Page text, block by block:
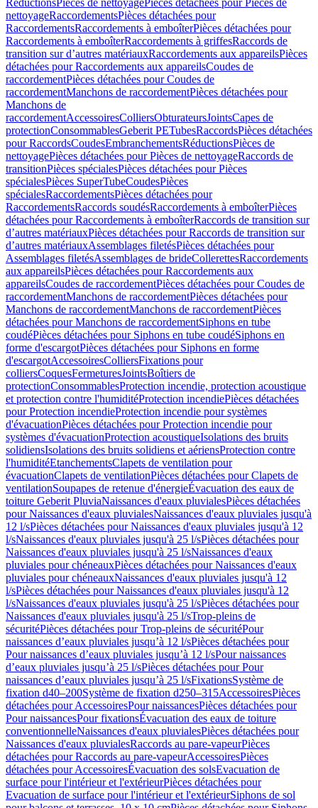
RéductionsPièces de nettoyagePièces détachées pour Pièces de
nettoyageRaccordementsPièces détachées pour
RaccordementsRaccordements à emboîterPièces détachées pour
Raccordements à emboîterRaccordements à griffesRaccords de
transition sur d’autres matériauxRaccordements aux appareilsPièces
détachées pour Raccordements aux appareilsCoudes de
raccordementPièces détachées pour Coudes de
raccordementManchons de raccordementPièces détachées pour
Manchons de
raccordementAccessoiresColliersObturateursJointsCapes de
protectionConsommablesGeberit PETubesRaccordsPièces détachées
pour RaccordsCoudesEmbranchementsRéductionsPièces de
nettoyagePièces détachées pour Pièces de nettoyageRaccords de
transitionPièces spécialesPièces détachées pour Pièces
spécialesPièces SuperTubeCoudesPièces
spécialesRaccordementsPièces détachées pour
RaccordementsRaccords soudésRaccordements à emboîterPièces
détachées pour Raccordements à emboîterRaccords de transition sur
d’autres matériauxPièces détachées pour Raccords de transition sur
d’autres matériauxAssemblages filetésPièces détachées pour
Assemblages filetésAssemblages de brideCollerettesRaccordements
aux appareilsPièces détachées pour Raccordements aux
appareilsCoudes de raccordementPièces détachées pour Coudes de
raccordementManchons de raccordementPièces détachées pour
Manchons de raccordementManchons de raccordementPièces
détachées pour Manchons de raccordementSiphons en tube
coudéPièces détachées pour Siphons en tube coudéSiphons en
forme d'escargotPièces détachées pour Siphons en forme
d'escargotAccessoiresColliersFixations pour
colliersCoquesFermeturesJointsBoîtiers de
protectionConsommablesProtection incendie, protection acoustique
et protection contre l'humiditéProtection incendiePièces détachées
pour Protection incendieProtection incendie pour systèmes
d'évacuationPièces détachées pour Protection incendie pour
systèmes d'évacuationProtection acoustiqueIsolations des bruits
solidiensIsolations des bruits solidiens et aériensProtection contre
l'humiditéEtanchementsClapets de ventilation pour
évacuationClapets de ventilationPièces détachées pour Clapets de
ventilationSoupapes de retenue d'énergieÉvacuation des eaux de
toiture Geberit PluviaNaissances d'eaux pluvialesPièces détachées
pour Naissances d'eaux pluvialesNaissances d'eaux pluviales jusqu'à
12 l/sPièces détachées pour Naissances d'eaux pluviales jusqu'à 12
l/sNaissances d'eaux pluviales jusqu'à 25 l/sPièces détachées pour
Naissances d'eaux pluviales jusqu'à 25 l/sNaissances d'eaux
pluviales pour chéneauxPièces détachées pour Naissances d'eaux
pluviales pour chéneauxNaissances d'eaux pluviales jusqu'à 12
l/sPièces détachées pour Naissances d'eaux pluviales jusqu'à 12
l/sNaissances d'eaux pluviales jusqu'à 25 l/sPièces détachées pour
Naissances d'eaux pluviales jusqu'à 25 l/sTrop-pleins de
sécuritéPièces détachées pour Trop-pleins de sécuritéPour
naissances d’eaux pluviales jusqu’à 12 l/sPièces détachées pour
Pour naissances d’eaux pluviales jusqu’à 12 l/sPour naissances
d’eaux pluviales jusqu’à 25 l/sPièces détachées pour Pour
naissances d’eaux pluviales jusqu’à 25 l/sFixationsSystème de
fixation d40–200Système de fixation d250–315AccessoiresPièces
détachées pour AccessoiresPour naissancesPièces détachées pour
Pour naissancesPour fixationsÉvacuation des eaux de toiture
conventionnelleNaissances d'eaux pluvialesPièces détachées pour
Naissances d'eaux pluvialesRaccords au pare-vapeurPièces
détachées pour Raccords au pare-vapeurAccessoiresPièces
détachées pour AccessoiresÉvacuation des solsEvacuation de
surface pour l'intérieur et l'extérieurPièces détachées pour
Evacuation de surface pour l'intérieur et l'extérieurSiphons de sol